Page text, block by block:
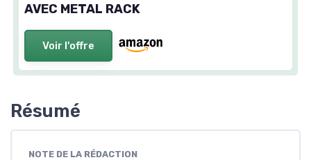
AVEC METAL RACK
Voir l'offre
Résumé
NOTE DE LA RÉDACTION